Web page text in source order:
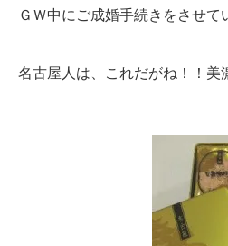
ＧＷ中にご成婚手続きをさせ
名古屋人は、これだがね！！